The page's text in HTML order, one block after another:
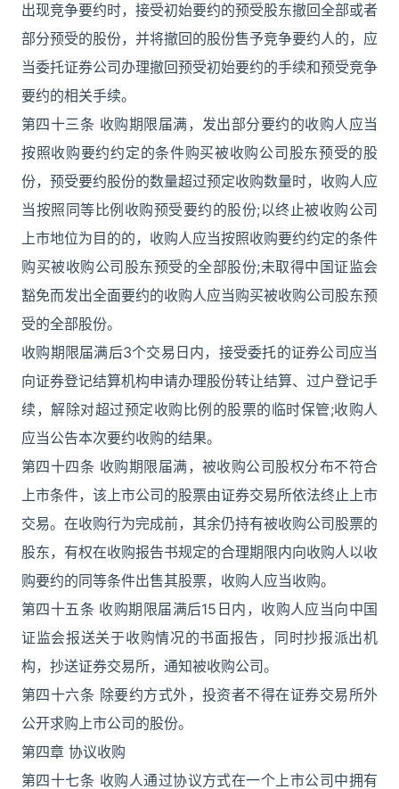
出现竞争要约时，接受初始要约的预受股东撤回全部或者
部分预受的股份，并将撤回的股份售予竞争要约人的，应
当委托证券公司办理撤回预受初始要约的手续和预受竞争
要约的相关手续。
第四十三条 收购期限届满，发出部分要约的收购人应当
按照收购要约约定的条件购买被收购公司股东预受的股
份，预受要约股份的数量超过预定收购数量时，收购人应
当按照同等比例收购预受要约的股份;以终止被收购公司
上市地位为目的的，收购人应当按照收购要约约定的条件
购买被收购公司股东预受的全部股份;未取得中国证监会
豁免而发出全面要约的收购人应当购买被收购公司股东预
受的全部股份。
收购期限届满后3个交易日内，接受委托的证券公司应当
向证券登记结算机构申请办理股份转让结算、过户登记手
续，解除对超过预定收购比例的股票的临时保管;收购人
应当公告本次要约收购的结果。
第四十四条 收购期限届满，被收购公司股权分布不符合
上市条件，该上市公司的股票由证券交易所依法终止上市
交易。在收购行为完成前，其余仍持有被收购公司股票的
股东，有权在收购报告书规定的合理期限内向收购人以收
购要约的同等条件出售其股票，收购人应当收购。
第四十五条 收购期限届满后15日内，收购人应当向中国
证监会报送关于收购情况的书面报告，同时抄报派出机
构，抄送证券交易所，通知被收购公司。
第四十六条 除要约方式外，投资者不得在证券交易所外
公开求购上市公司的股份。
第四章 协议收购
第四十七条 收购人通过协议方式在一个上市公司中拥有